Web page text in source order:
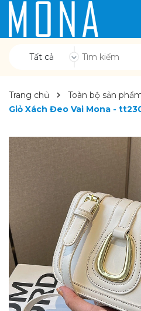
Tất cả
Trang chủ Toàn bộ sản
Giỏ Xách Đeo Vai Mona -